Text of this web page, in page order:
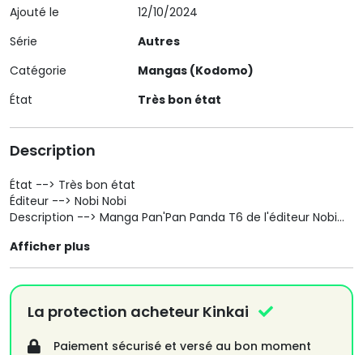
Ajouté le
12/10/2024
Série
Autres
Catégorie
Mangas (Kodomo)
État
Très bon état
Description
État --> Très bon état
Éditeur --> Nobi Nobi
Description --> Manga Pan'Pan Panda T6 de l'éditeur Nobi
Si vous désirez plus de photo n'hésitez pas.
Afficher plus
La protection acheteur Kinkai
Paiement sécurisé et versé au bon moment